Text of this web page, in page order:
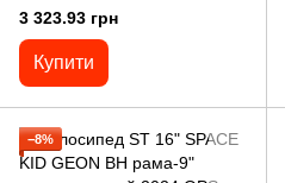
10822 (1) ручне гальмо,
дзвіночок, сидіння з ручкою,
додаткові колеса
3 323.93 грн
Купити
−8%